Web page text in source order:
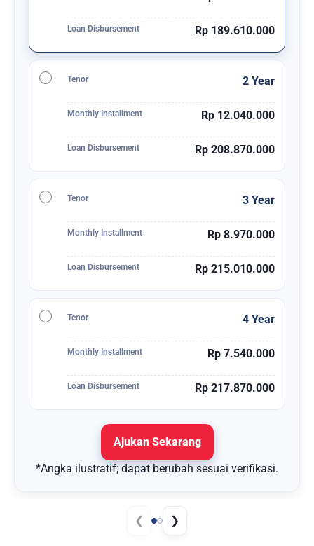
Loan Disbursement Rp 189.610.000
Tenor 2 Year
Monthly Installment Rp 12.040.000
Loan Disbursement Rp 208.870.000
Tenor 3 Year
Monthly Installment Rp 8.970.000
Loan Disbursement Rp 215.010.000
Tenor 4 Year
Monthly Installment Rp 7.540.000
Loan Disbursement Rp 217.870.000
Ajukan Sekarang
*Angka ilustratif; dapat berubah sesuai verifikasi.
❮ ❯